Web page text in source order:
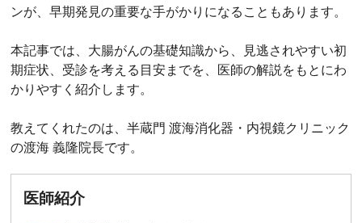
ンが、早期発見の重要な手がかりになることもあります。
本記事では、大腸がんの基礎知識から、見逃されやすい初
期症状、受診を考える目安までを、医師の解説をもとにわ
かりやすく紹介します。
教えてくれたのは、半蔵門 渡海消化器・内視鏡クリニック
の渡海 義隆院長です。
医師紹介